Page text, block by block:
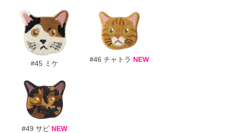
#45 ミケ
#46 チャトラ NEW
#49 サビ NEW